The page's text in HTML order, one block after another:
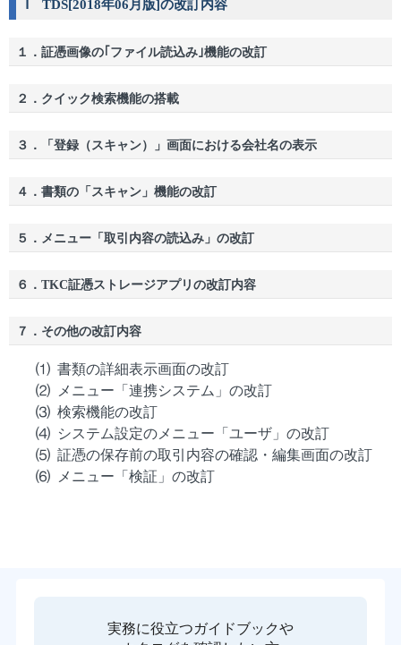
Ⅰ TDS[2018年06月版]の改訂内容
１．証憑画像の｢ファイル読込み｣機能の改訂
２．クイック検索機能の搭載
３．「登録（スキャン）」画面における会社名の表示
４．書類の「スキャン」機能の改訂
５．メニュー「取引内容の読込み」の改訂
６．TKC証憑ストレージアプリの改訂内容
７．その他の改訂内容
書類の詳細表示画面の改訂
メニュー「連携システム」の改訂
検索機能の改訂
システム設定のメニュー「ユーザ」の改訂
証憑の保存前の取引内容の確認・編集画面の改訂
メニュー「検証」の改訂
実務に役立つガイドブックや